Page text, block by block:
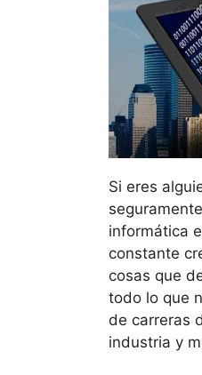
Si eres
informática
constante
cosas que
todo lo que
de carreras
industria y